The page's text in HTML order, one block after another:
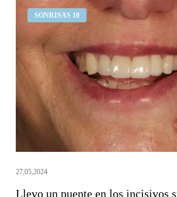
SONRISAS 10
incisivos
superiores
que
mueve
27,05,2024
Llevo un puente en los incisivos